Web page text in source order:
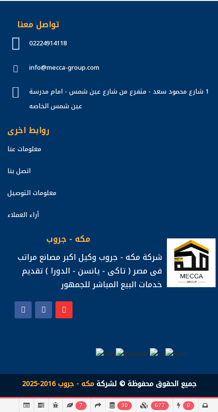
تواصل معنا
02224914118
info@mecca-group.com
1 شارع محمود سعد - متفرع من شارع عين شمس - امام مدرسة
عين شمس الخاصه
روابط اخرى
معلومات عنا
اتصل بنا
معلومات التوصيل
أراء العملاء
مكه - جروب
شركة مكه - جروب وكيل اكبر مصانع مراتب
فى مصر ( تاكى - يانسن - الدورا ) تقديم
خدمات البيع المباشر للجمهور
جميع الحقوق محفوظة © لشركةمكه - جروب 2016-2025
7 30 677 0